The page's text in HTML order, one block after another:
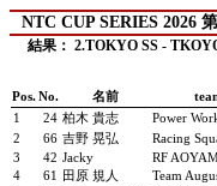
NTC CUP SERIES 2026
結果： 2.TOKYO SS -
Pos.No. 名前
1
24 柏木 貴志 Power
2
66 吉野 晃弘 Racing
3
42 Jacky RF
4
61 田原 規人 Team